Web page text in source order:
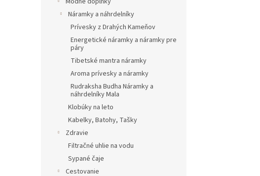
Náramky a náhrdelníky
Prívesky z Drahých Kameňov
Energetické náramky a náramky pre
páry
Tibetské mantra náramky
Aroma prívesky a náramky
Rudraksha Budha Náramky a
náhrdelníky Mala
Klobúky na leto
Kabelky, Batohy, Tašky
Zdravie
Filtračné uhlie na vodu
Sypané čaje
Cestovanie